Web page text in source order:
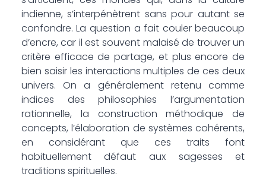
indienne, s’interpénètrent sans pour autant se
confondre. La question a fait couler beaucoup
d’encre, car il est souvent malaisé de trouver un
critère efficace de partage, et plus encore de
bien saisir les interactions multiples de ces deux
univers. On a généralement retenu comme
indices des philosophies l’argumentation
rationnelle, la construction méthodique de
concepts, l’élaboration de systèmes cohérents,
en considérant que ces traits font
habituellement défaut aux sagesses et
traditions spirituelles.